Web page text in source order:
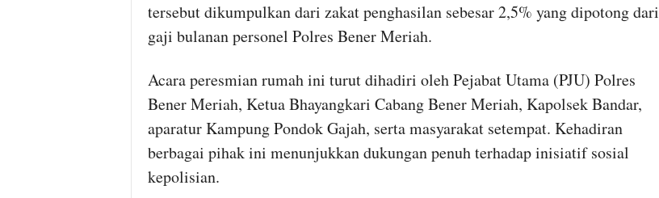
tersebut dikumpulkan dari zakat penghasilan sebesar 2,5% yang dipotong dari
gaji bulanan personel Polres Bener Meriah.
Acara peresmian rumah ini turut dihadiri oleh Pejabat Utama (PJU) Polres
Bener Meriah, Ketua Bhayangkari Cabang Bener Meriah, Kapolsek Bandar,
aparatur Kampung Pondok Gajah, serta masyarakat setempat. Kehadiran
berbagai pihak ini menunjukkan dukungan penuh terhadap inisiatif sosial
kepolisian.